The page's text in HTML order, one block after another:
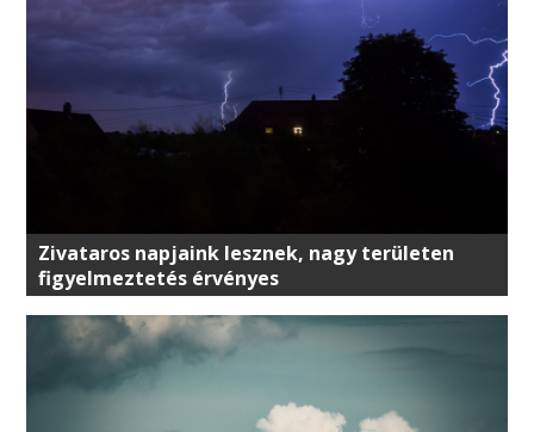
Zivataros napjaink lesznek, nagy területen
figyelmeztetés érvényes